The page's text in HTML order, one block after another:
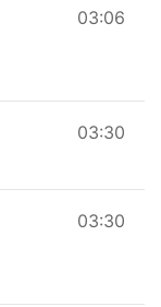
03:06
03:30
03:30